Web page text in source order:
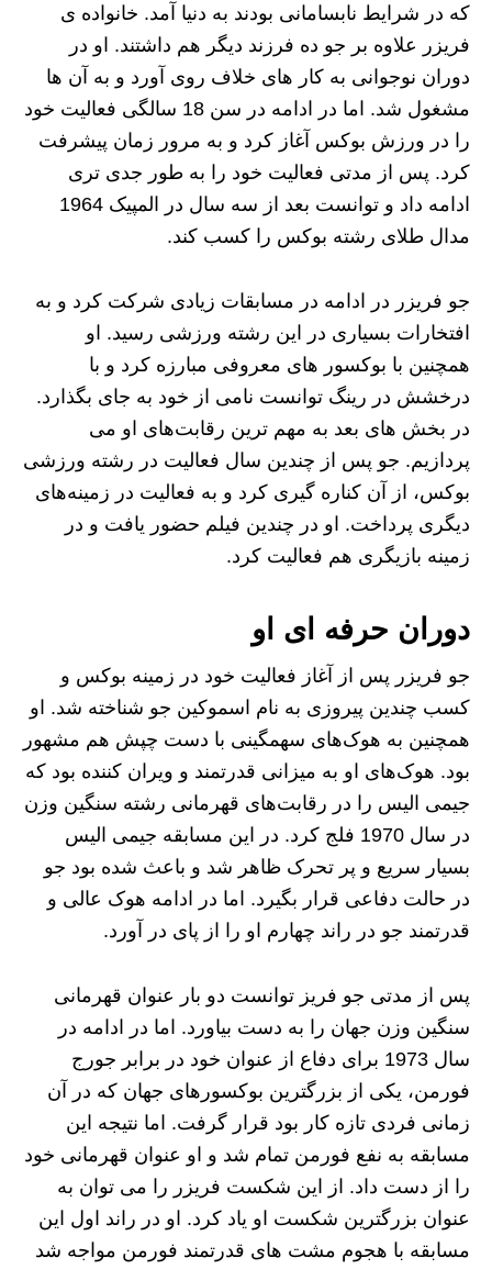
که در شرایط نابسامانی بودند به دنیا آمد. خانواده ی
فریزر علاوه بر جو ده فرزند دیگر هم داشتند. او در
دوران نوجوانی به کار های خلاف روی آورد و به آن ها
مشغول شد. اما در ادامه در سن 18 سالگی فعالیت خود
را در ورزش بوکس آغاز کرد و به مرور زمان پیشرفت
کرد. پس از مدتی فعالیت خود را به طور جدی تری
ادامه داد و توانست بعد از سه سال در المپیک 1964
مدال طلای رشته بوکس را کسب کند.
جو فریزر در ادامه در مسابقات زیادی شرکت کرد و به
افتخارات بسیاری در این رشته ورزشی رسید. او
همچنین با بوکسور های معروفی مبارزه کرد و با
درخشش در رینگ توانست نامی از خود به جای بگذارد.
در بخش های بعد به مهم ترین رقابت‌های او می
پردازیم. جو پس از چندین سال فعالیت در رشته ورزشی
بوکس، از آن کناره گیری کرد و به فعالیت در زمینه‌های
دیگری پرداخت. او در چندین فیلم حضور یافت و در
زمینه بازیگری هم فعالیت کرد.
دوران حرفه ای او
جو فریزر پس از آغاز فعالیت خود در زمینه بوکس و
کسب چندین پیروزی به نام اسموکین جو شناخته شد. او
همچنین به هوک‌های سهمگینی با دست چپش هم مشهور
بود. هوک‌های او به میزانی قدرتمند و ویران کننده بود که
جیمی الیس را در رقابت‌های قهرمانی رشته سنگین وزن
در سال 1970 فلج کرد. در این مسابقه جیمی الیس
بسیار سریع و پر تحرک ظاهر شد و باعث شده بود جو
در حالت دفاعی قرار بگیرد. اما در ادامه هوک عالی و
قدرتمند جو در راند چهارم او را از پای در آورد.
پس از مدتی جو فریز توانست دو بار عنوان قهرمانی
سنگین وزن جهان را به دست بیاورد. اما در ادامه در
سال 1973 برای دفاع از عنوان خود در برابر جورج
فورمن، یکی از بزرگترین بوکسورهای جهان که در آن
زمانی فردی تازه کار بود قرار گرفت. اما نتیجه این
مسابقه به نفع فورمن تمام شد و او عنوان قهرمانی خود
را از دست داد. از این شکست فریزر را می توان به
عنوان بزرگترین شکست او یاد کرد. او در راند اول این
مسابقه با هجوم مشت های قدرتمند فورمن مواجه شد